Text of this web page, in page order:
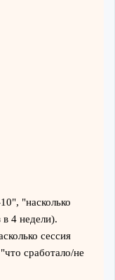
"насколько
4 недели).
сессия
сработало/не